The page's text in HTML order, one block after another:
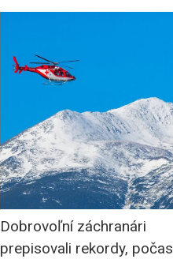
Dobrovoľní záchranári
prepisovali rekordy, počas